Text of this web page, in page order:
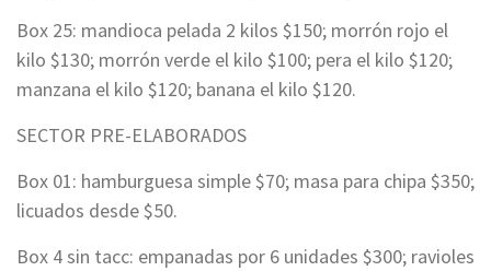
Box 25: mandioca pelada 2 kilos $150; morrón rojo el
kilo $130; morrón verde el kilo $100; pera el kilo $120;
manzana el kilo $120; banana el kilo $120.
SECTOR PRE-ELABORADOS
Box 01: hamburguesa simple $70; masa para chipa $350;
licuados desde $50.
Box 4 sin tacc: empanadas por 6 unidades $300; ravioles